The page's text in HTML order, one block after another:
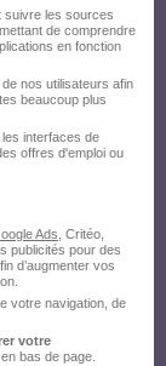
suivre les sources
de comprendre
en fonction
nos utilisateurs afin
beaucoup plus
interfaces de
offres d'emploi ou
Ads , Critéo,
publicités pour des
d’augmenter vos
votre navigation, de
votre
bas de page.